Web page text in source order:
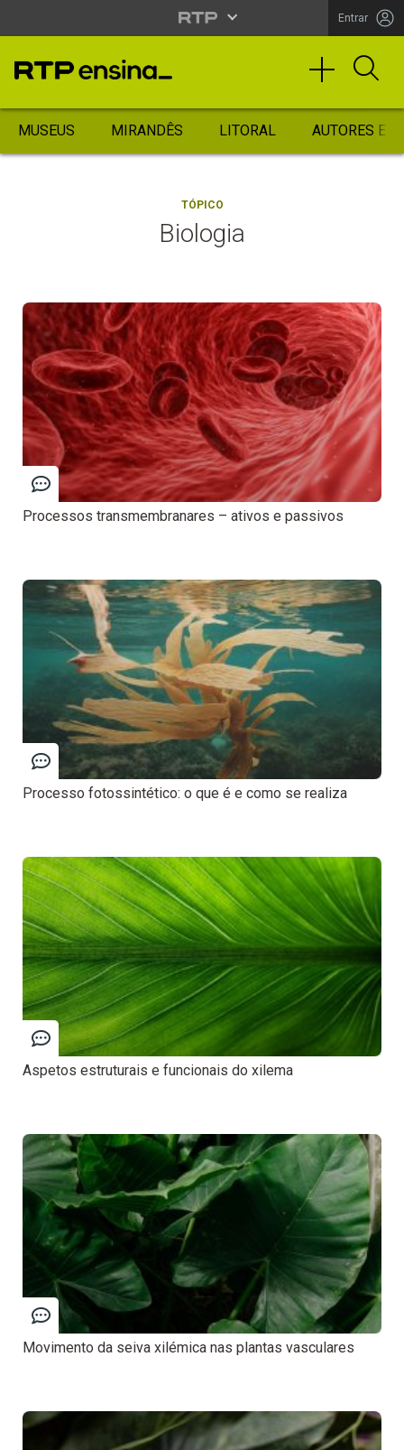
Entrar
MUSEUS MIRANDÊS LITORAL AUTORES
TÓPICO
Biologia
Processos transmembranares – ativos e passivos
Processo fotossintético: o que é e como se realiza
Aspetos estruturais e funcionais do xilema
Movimento da seiva xilémica nas plantas vasculares